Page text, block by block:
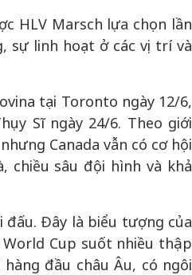
HLV Marsch lựa chọn lần
sự linh hoạt ở các vị trí và
tại Toronto ngày 12/6,
Sĩ ngày 24/6. Theo giới
Canada vẫn có cơ hội
sâu đội hình và khả
đấu. Đây là biểu tượng của
Cup suốt nhiều thập
đầu châu Âu, có ngôi